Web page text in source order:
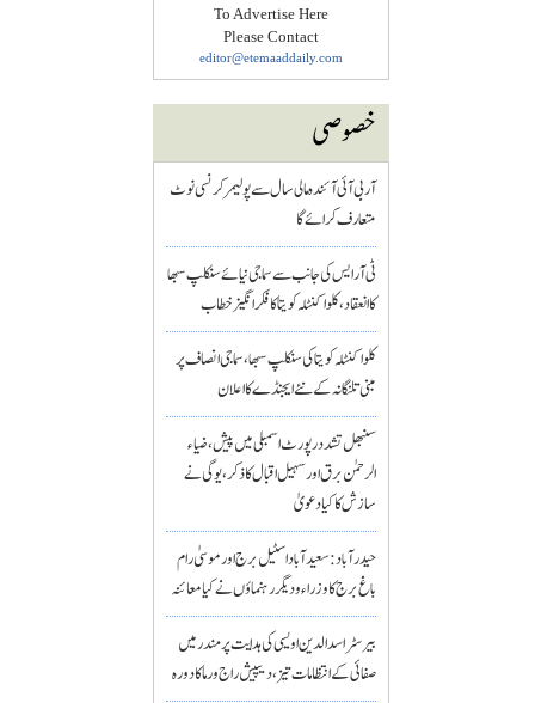
To Advertise Here
Please Contact
editor@etemaaddaily.com
خصوصی
آر بی آئی آئندہ مالی سال سے پولیمر کرنسی نوٹ
متعارف کرائے گا
ٹی آر ایس کی جانب سے سماجی نیائے سنکلپ سبھا
کا انعقاد، کلواکنٹلہ کویتا کا فکر انگیز خطاب
کلواکنٹلہ کویتا کی سنکلپ سبھا، سماجی انصاف پر
مبنی تلنگانہ کے نئے ایجنڈے کا اعلان
سنبھل تشدد رپورٹ اسمبلی میں پیش، ضیاء
الرحمٰن برق اور سہیل اقبال کا ذکر، یوگی نے
سازش کا کیا دعویٰ
حیدرآباد: سعیدآباد اسٹیل برج اور موسیٰ رام
باغ برج کا وزراء و دیگر رہنماؤں نے کیا معائنہ
بیرسٹر اسدالدین اویسی کی ہدایت پر مندر میں
صفائی کے انتظامات تیز، دیپیش راج ورما کا دورہ